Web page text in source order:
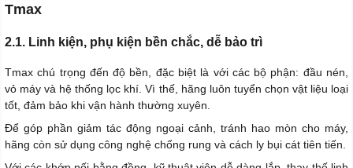
Tmax
2.1. Linh kiện, phụ kiện bền chắc, dễ bảo trì
Tmax chú trọng đến độ bền, đặc biệt là với các bộ phận: đầu nén,
vỏ máy và hệ thống lọc khí. Vì thế, hãng luôn tuyển chọn vật liệu loại
tốt, đảm bảo khi vận hành thường xuyên.
Để góp phần giảm tác động ngoại cảnh, tránh hao mòn cho máy,
hãng còn sử dụng công nghệ chống rung và cách ly bụi cát tiên tiến.